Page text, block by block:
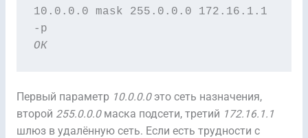
10.0.0.0 mask 255.0.0.0 172.16.1.1
ОК
Первый параметр 10.0.0.0это сеть назначения,
второй 255.0.0.0маска подсети, третий 172.16.1.1
шлюз в удалённую сеть. Если есть трудности с